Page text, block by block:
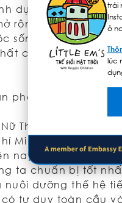
dự được mời bạn
rộng của chúng
sống của con cái
của bản thân và
phòng
Thị Ninh – Chủ
Minh
nay của bối cảnh
ta chuẩn bị tốt
dưỡng thế hệ
tư duy toàn cầu
trải
ở
lúc